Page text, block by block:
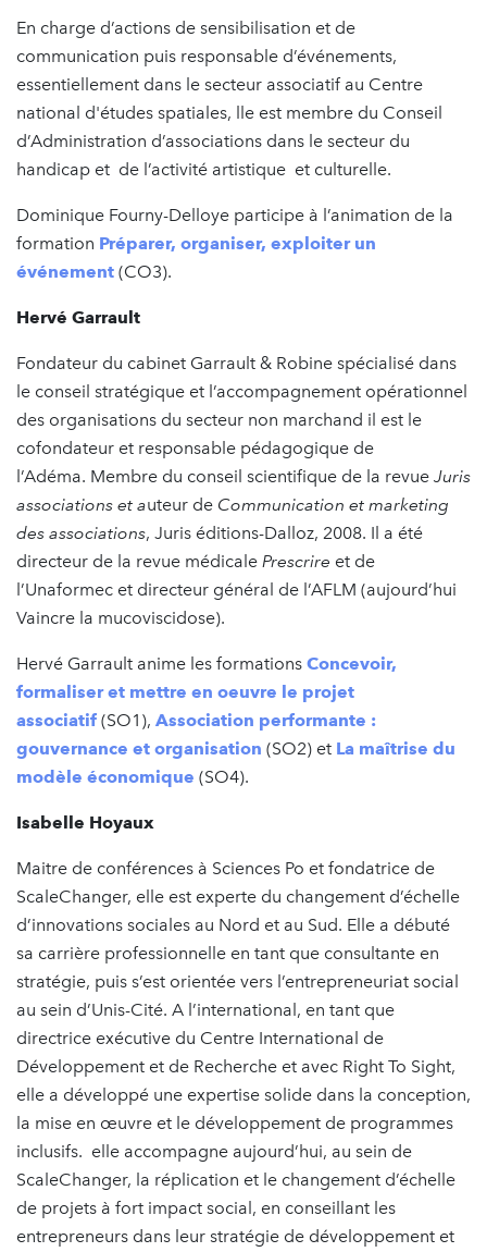
En charge d’actions de sensibilisation et de
communication puis responsable d’événements,
essentiellement dans le secteur associatif au Centre
national d'études spatiales, lle est membre du Conseil
d’Administration d’associations dans le secteur du
handicap et de l’activité artistique et culturelle.
Dominique Fourny-Delloye participe à l’animation de la
formation Préparer, organiser, exploiter un
événement (CO3).
Hervé Garrault
Fondateur du cabinet Garrault & Robine spécialisé dans
le conseil stratégique et l’accompagnement opérationnel
des organisations du secteur non marchand il est le
cofondateur et responsable pédagogique de
l’Adéma. Membre du conseil scientifique de la revue Juris
associations et auteur de Communication et marketing
des associations, Juris éditions-Dalloz, 2008. Il a été
directeur de la revue médicale Prescrire et de
l’Unaformec et directeur général de l’AFLM (aujourd’hui
Vaincre la mucoviscidose).
Hervé Garrault anime les formations Concevoir,
formaliser et mettre en oeuvre le projet
associatif (SO1), Association performante :
gouvernance et organisation (SO2) et La maîtrise du
modèle économique (SO4).
Isabelle Hoyaux
Maitre de conférences à Sciences Po et fondatrice de
ScaleChanger, elle est experte du changement d’échelle
d’innovations sociales au Nord et au Sud. Elle a débuté
sa carrière professionnelle en tant que consultante en
stratégie, puis s’est orientée vers l’entrepreneuriat social
au sein d’Unis-Cité. A l’international, en tant que
directrice exécutive du Centre International de
Développement et de Recherche et avec Right To Sight,
elle a développé une expertise solide dans la conception,
la mise en œuvre et le développement de programmes
inclusifs. elle accompagne aujourd’hui, au sein de
ScaleChanger, la réplication et le changement d’échelle
de projets à fort impact social, en conseillant les
entrepreneurs dans leur stratégie de développement et